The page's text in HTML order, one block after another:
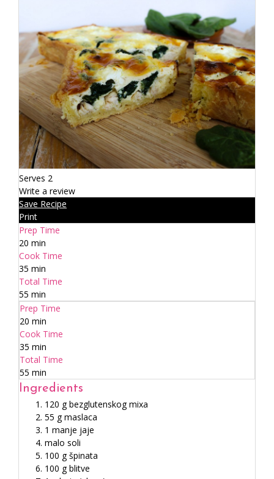
Serves 2
Write a review
Save Recipe
Print
Prep Time
20 min
Cook Time
35 min
Total Time
55 min
Prep Time
20 min
Cook Time
35 min
Total Time
55 min
Ingredients
120 g bezglutenskog mixa
55 g maslaca
1 manje jaje
malo soli
100 g špinata
100 g blitve